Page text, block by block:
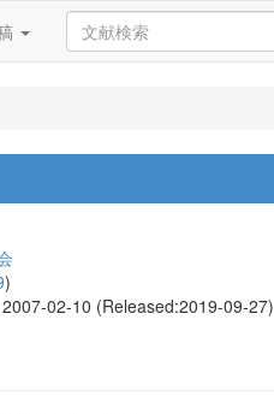
)
02-10 (Released:2019-09-27)